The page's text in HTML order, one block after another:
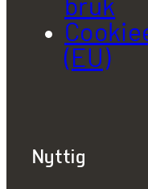
bruk
(EU)
Nyttig